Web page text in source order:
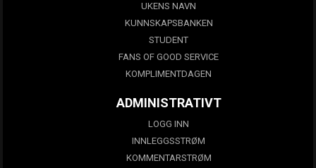
UKENS NAVN
KUNNSKAPSBANKEN
STUDENT
FANS OF GOOD SERVICE
KOMPLIMENTDAGEN
ADMINISTRATIVT
LOGG INN
INNLEGGSSTRØM
KOMMENTARSTRØM